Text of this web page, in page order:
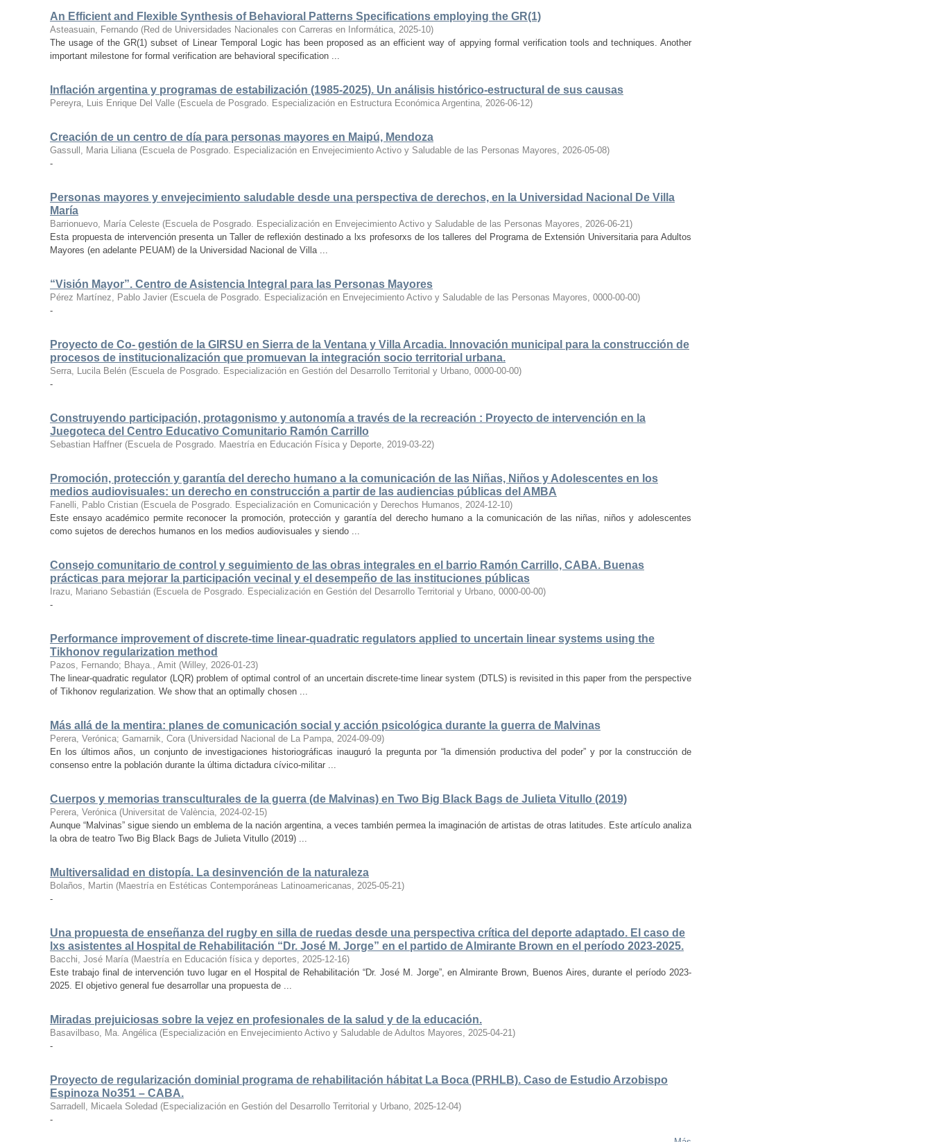
An Efficient and Flexible Synthesis of Behavioral Patterns Specifications employing the GR(1)
Asteasuain, Fernando (Red de Universidades Nacionales con Carreras en Informática, 2025-10)
The usage of the GR(1) subset of Linear Temporal Logic has been proposed as an efficient way of appying formal verification tools and techniques. Another
important milestone for formal verification are behavioral specification ...
Inflación argentina y programas de estabilización (1985-2025). Un análisis histórico-estructural de sus causas
Pereyra, Luis Enrique Del Valle (Escuela de Posgrado. Especialización en Estructura Económica Argentina, 2026-06-12)
Creación de un centro de día para personas mayores en Maipú, Mendoza
Gassull, Maria Liliana (Escuela de Posgrado. Especialización en Envejecimiento Activo y Saludable de las Personas Mayores, 2026-05-08)
-
Personas mayores y envejecimiento saludable desde una perspectiva de derechos, en la Universidad Nacional De Villa
María
Barrionuevo, María Celeste (Escuela de Posgrado. Especialización en Envejecimiento Activo y Saludable de las Personas Mayores, 2026-06-21)
Esta propuesta de intervención presenta un Taller de reflexión destinado a lxs profesorxs de los talleres del Programa de Extensión Universitaria para Adultos
Mayores (en adelante PEUAM) de la Universidad Nacional de Villa ...
“Visión Mayor”. Centro de Asistencia Integral para las Personas Mayores
Pérez Martínez, Pablo Javier (Escuela de Posgrado. Especialización en Envejecimiento Activo y Saludable de las Personas Mayores, 0000-00-00)
-
Proyecto de Co- gestión de la GIRSU en Sierra de la Ventana y Villa Arcadia. Innovación municipal para la construcción de
procesos de institucionalización que promuevan la integración socio territorial urbana.
Serra, Lucila Belén (Escuela de Posgrado. Especialización en Gestión del Desarrollo Territorial y Urbano, 0000-00-00)
-
Construyendo participación, protagonismo y autonomía a través de la recreación : Proyecto de intervención en la
Juegoteca del Centro Educativo Comunitario Ramón Carrillo
Sebastian Haffner (Escuela de Posgrado. Maestría en Educación Física y Deporte, 2019-03-22)
Promoción, protección y garantía del derecho humano a la comunicación de las Niñas, Niños y Adolescentes en los
medios audiovisuales: un derecho en construcción a partir de las audiencias públicas del AMBA
Fanelli, Pablo Cristian (Escuela de Posgrado. Especialización en Comunicación y Derechos Humanos, 2024-12-10)
Este ensayo académico permite reconocer la promoción, protección y garantía del derecho humano a la comunicación de las niñas, niños y adolescentes
como sujetos de derechos humanos en los medios audiovisuales y siendo ...
Consejo comunitario de control y seguimiento de las obras integrales en el barrio Ramón Carrillo, CABA. Buenas
prácticas para mejorar la participación vecinal y el desempeño de las instituciones públicas
Irazu, Mariano Sebastián (Escuela de Posgrado. Especialización en Gestión del Desarrollo Territorial y Urbano, 0000-00-00)
-
Performance improvement of discrete-time linear-quadratic regulators applied to uncertain linear systems using the
Tikhonov regularization method
Pazos, Fernando; Bhaya., Amit (Willey, 2026-01-23)
The linear-quadratic regulator (LQR) problem of optimal control of an uncertain discrete-time linear system (DTLS) is revisited in this paper from the perspective
of Tikhonov regularization. We show that an optimally chosen ...
Más allá de la mentira: planes de comunicación social y acción psicológica durante la guerra de Malvinas
Perera, Verónica; Gamarnik, Cora (Universidad Nacional de La Pampa, 2024-09-09)
En los últimos años, un conjunto de investigaciones historiográficas inauguró la pregunta por “la dimensión productiva del poder” y por la construcción de
consenso entre la población durante la última dictadura cívico-militar ...
Cuerpos y memorias transculturales de la guerra (de Malvinas) en Two Big Black Bags de Julieta Vitullo (2019)
Perera, Verónica (Universitat de València, 2024-02-15)
Aunque “Malvinas” sigue siendo un emblema de la nación argentina, a veces también permea la imaginación de artistas de otras latitudes. Este artículo analiza
la obra de teatro Two Big Black Bags de Julieta Vitullo (2019) ...
Multiversalidad en distopía. La desinvención de la naturaleza
Bolaños, Martin (Maestría en Estéticas Contemporáneas Latinoamericanas, 2025-05-21)
-
Una propuesta de enseñanza del rugby en silla de ruedas desde una perspectiva crítica del deporte adaptado. El caso de
lxs asistentes al Hospital de Rehabilitación “Dr. José M. Jorge” en el partido de Almirante Brown en el período 2023-2025.
Bacchi, José María (Maestría en Educación física y deportes, 2025-12-16)
Este trabajo final de intervención tuvo lugar en el Hospital de Rehabilitación “Dr. José M. Jorge”, en Almirante Brown, Buenos Aires, durante el período 2023-
2025. El objetivo general fue desarrollar una propuesta de ...
Miradas prejuiciosas sobre la vejez en profesionales de la salud y de la educación.
Basavilbaso, Ma. Angélica (Especialización en Envejecimiento Activo y Saludable de Adultos Mayores, 2025-04-21)
-
Proyecto de regularización dominial programa de rehabilitación hábitat La Boca (PRHLB). Caso de Estudio Arzobispo
Espinoza No351 – CABA.
Sarradell, Micaela Soledad (Especialización en Gestión del Desarrollo Territorial y Urbano, 2025-12-04)
-